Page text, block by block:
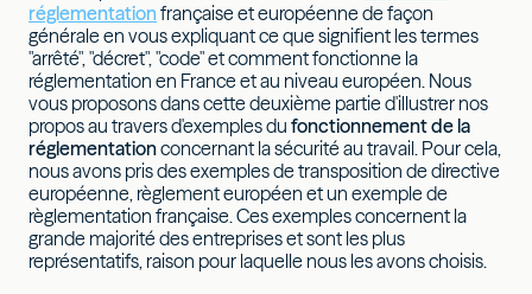
réglementation française et européenne de façon
générale en vous expliquant ce que signifient les termes
"arrêté", "décret", "code" et comment fonctionne la
réglementation en France et au niveau européen. Nous
vous proposons dans cette deuxième partie d'illustrer nos
propos au travers d'exemples du fonctionnement de la
réglementationconcernant la sécurité au travail. Pour cela,
nous avons pris des exemples de transposition de directive
européenne, règlement européen et un exemple de
règlementation française. Ces exemples concernent la
grande majorité des entreprises et sont les plus
représentatifs, raison pour laquelle nous les avons choisis.